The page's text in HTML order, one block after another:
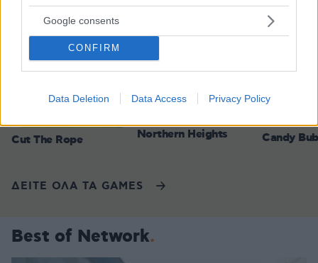
Google consents
CONFIRM
Data Deletion Data Access Privacy Policy
Games
Cut The Rope Northern Heights Candy
ΔΕΙΤΕ ΟΛΑ ΤΑ GAMES
Best of Network